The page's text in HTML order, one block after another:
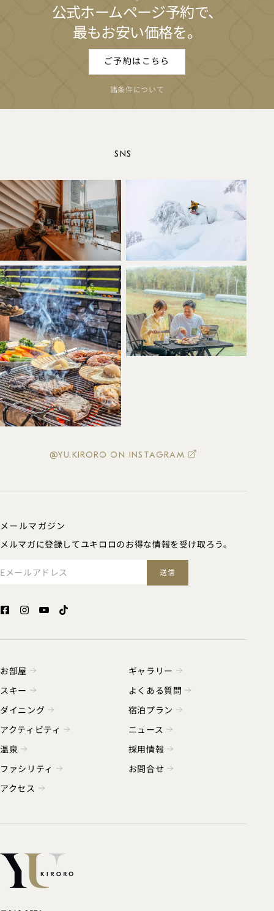
公式ホームページ予約で、
最もお安い価格を。
ご予約はこちら
諸条件について
SNS
@YU.KIRORO ON INSTAGRAM
メールマガジン
メルマガに登録してユキロロのお得な情報を受け取ろう。
送信
お部屋
スキー
ダイニング
アクティビティ
温泉
ファシリティ
アクセス
ギャラリー
よくある質問
宿泊プラン
ニュース
採用情報
お問合せ